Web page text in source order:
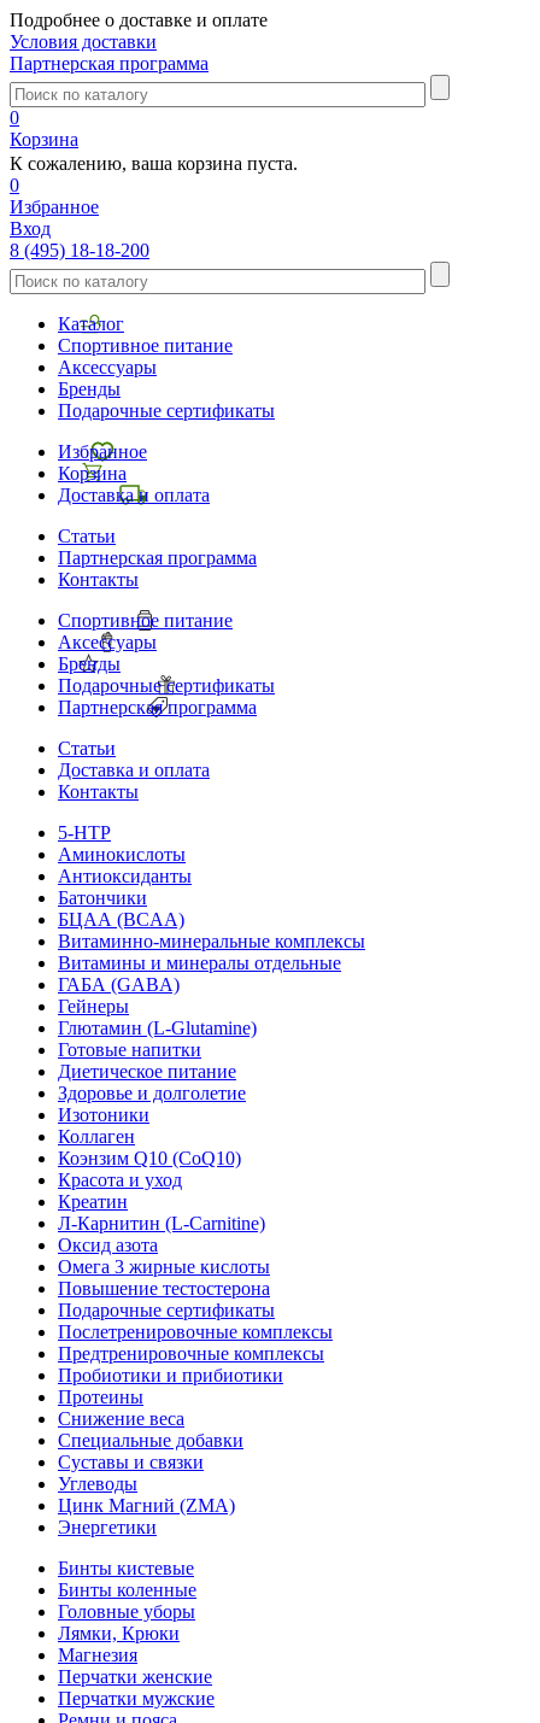
Подробнее о доставке и оплате
Условия доставки
Партнерская программа
0
Корзина
К сожалению, ваша корзина пуста.
0
Избранное
Вход
8 (495) 18-18-200
Каталог
Спортивное питание
Аксессуары
Бренды
Подарочные сертификаты
Избранное
Корзина
Доставка и оплата
Статьи
Партнерская программа
Контакты
Спортивное питание
Аксессуары
Бренды
Подарочные сертификаты
Партнерская программа
Статьи
Доставка и оплата
Контакты
5-HTP
Аминокислоты
Антиоксиданты
Батончики
БЦАА (BCAA)
Витаминно-минеральные комплексы
Витамины и минералы отдельные
ГАБА (GABA)
Гейнеры
Глютамин (L-Glutamine)
Готовые напитки
Диетическое питание
Здоровье и долголетие
Изотоники
Коллаген
Коэнзим Q10 (CoQ10)
Красота и уход
Креатин
Л-Карнитин (L-Сarnitine)
Оксид азота
Омега 3 жирные кислоты
Повышение тестостерона
Подарочные сертификаты
Послетренировочные комплексы
Предтренировочные комплексы
Пробиотики и прибиотики
Протеины
Снижение веса
Специальные добавки
Суставы и связки
Углеводы
Цинк Магний (ZMA)
Энергетики
Бинты кистевые
Бинты коленные
Головные уборы
Лямки, Крюки
Магнезия
Перчатки женские
Перчатки мужские